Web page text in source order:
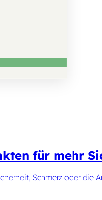
für mehr
Schmerz oder